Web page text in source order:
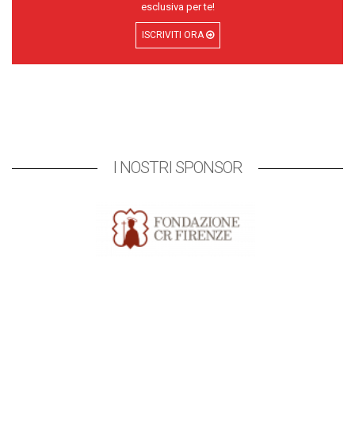
esclusiva per te!
ISCRIVITI ORA
I NOSTRI SPONSOR